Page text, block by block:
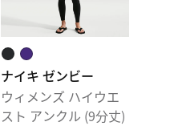
ナイキ ゼンビー
ウィメンズ ハイウエ
スト アンクル (9分丈)